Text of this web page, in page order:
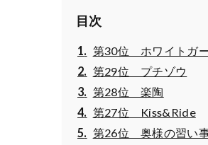
目次
第30位 ホワイトガ
第29位 プチゾウ
第28位 楽陶
第27位 Kiss&Ride
第26位 奥様の習い